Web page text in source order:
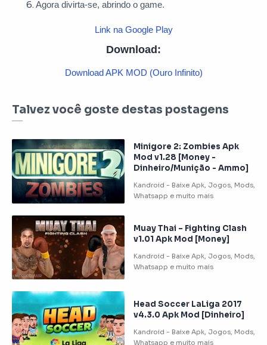
Agora divirta-se, abrindo o game.
Link na Google Play
Download:
Download APK MOD (Ouro Infinito)
Talvez você goste destas postagens
Minigore 2: Zombies Apk
Mod v1.28 [Money -
Dinheiro/Munição - Ammo]
Muay Thai – Fighting Clash
v1.01 Apk Mod [Money]
Head Soccer LaLiga 2017
v4.3.0 Apk Mod [Dinheiro]